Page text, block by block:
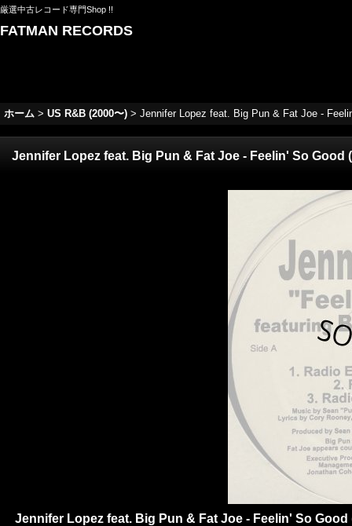
厳選中古レコード専門Shop !!
FATMAN RECORDS
ホーム > US R&B (2000〜) > Jennifer Lopez feat. Big Pun & Fat Joe -
Jennifer Lopez feat. Big Pun & Fat Joe - Feelin' So
Jennifer Lopez feat. Big Pun & Fat Joe - Feelin' So